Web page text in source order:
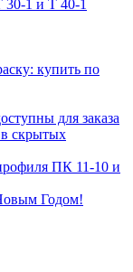
1 и Т 40-1
купить по
для заказа
скрытых
ПК 11-10 и
Годом!